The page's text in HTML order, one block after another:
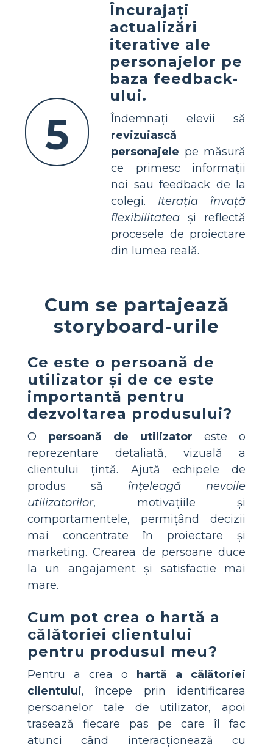
5
Încurajați
actualizări
iterative ale
personajelor pe
baza feedback-
ului.
Îndemnați elevii să
revizuiască
personajele pe măsură
ce primesc informații
noi sau feedback de la
colegi. Iterația învață
flexibilitatea și reflectă
procesele de proiectare
din lumea reală.
Cum se partajează
storyboard-urile
Ce este o persoană de
utilizator și de ce este
importantă pentru
dezvoltarea produsului?
O persoană de utilizator este o
reprezentare detaliată, vizuală a
clientului țintă. Ajută echipele de
produs să înțeleagă nevoile
utilizatorilor, motivațiile și
comportamentele, permițând decizii
mai concentrate în proiectare și
marketing. Crearea de persoane duce
la un angajament și satisfacție mai
mare.
Cum pot crea o hartă a
călătoriei clientului
pentru produsul meu?
Pentru a crea o
hartă a călătoriei
clientului, începe prin identificarea
persoanelor tale de utilizator, apoi
trasează fiecare pas pe care îl fac
atunci când interacționează cu